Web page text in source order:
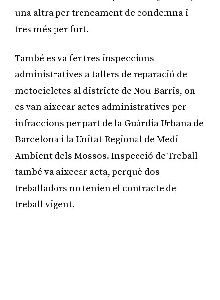
una altra per trencament de condemna i
tres més per furt.
També es va fer tres inspeccions
administratives a tallers de reparació de
motocicletes al districte de Nou Barris, on
es van aixecar actes administratives per
infraccions per part de la Guàrdia Urbana de
Barcelona i la Unitat Regional de Medi
Ambient dels Mossos. Inspecció de Treball
també va aixecar acta, perquè dos
treballadors no tenien el contracte de
treball vigent.